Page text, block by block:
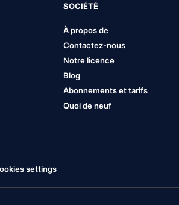
SOCIÉTÉ
À propos de
Contactez-nous
Notre licence
Blog
Abonnements et tarifs
Quoi de neuf
settings